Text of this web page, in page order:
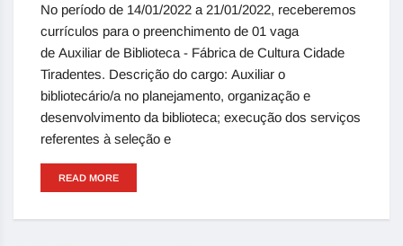
No período de 14/01/2022 a 21/01/2022, receberemos
currículos para o preenchimento de 01 vaga
de Auxiliar de Biblioteca - Fábrica de Cultura Cidade
Tiradentes. Descrição do cargo: Auxiliar o
bibliotecário/a no planejamento, organização e
desenvolvimento da biblioteca; execução dos serviços
referentes à seleção e
READ MORE